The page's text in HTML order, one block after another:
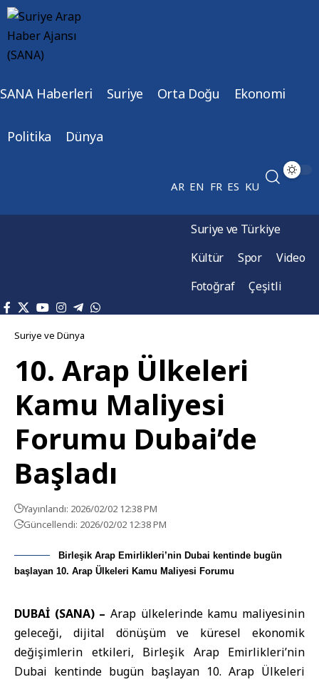
SANA Haberleri Suriye Orta Doğu Ekonomi
Politika Dünya
AR EN FR ES KU
Suriye ve Türkiye
Kültür
Spor
Video
Fotoğraf
Çeşitli
Suriye ve Dünya
10. Arap Ülkeleri
Kamu Maliyesi
Forumu Dubai’de
Başladı
Yayınlandı: 2026/02/02 12:38 PM
Güncellendi: 2026/02/02 12:38 PM
Birleşik Arap Emirlikleri’nin Dubai kentinde bugün
başlayan 10. Arap Ülkeleri Kamu Maliyesi Forumu
DUBAİ (SANA) – Arap ülkelerinde kamu maliyesinin
geleceği, dijital dönüşüm ve küresel ekonomik
değişimlerin etkileri, Birleşik Arap Emirlikleri’nin
Dubai kentinde bugün başlayan 10. Arap Ülkeleri